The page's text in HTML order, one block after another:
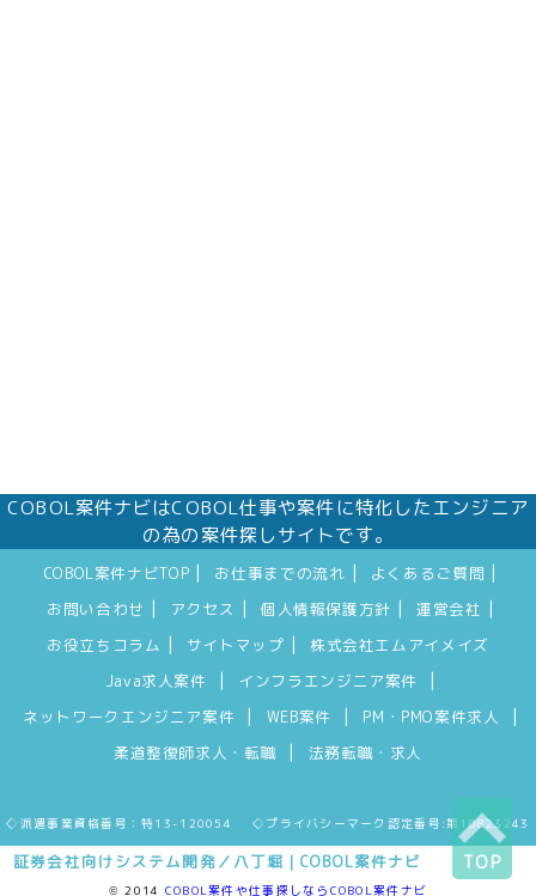
証券会社向けシステム開発／八丁堀｜COBOL案件ナビ
COBOL案件ナビはCOBOL仕事や案件に特化したエンジニア
の為の案件探しサイトです。
TOP
COBOL案件ナビTOP お仕事までの流れ よくあるご質問
お問い合わせ アクセス 個人情報保護方針 運営会社
お役立ちコラム サイトマップ
株式会社エムアイメイズ
Java求人案件
インフラエンジニア案件
ネットワークエンジニア案件 WEB案件 PM・PMO案件求人
柔道整復師求人・転職 法務転職・求人
◇派遣事業資格番号：特13-120054 ◇プライバシーマーク認定番号:第10823243
© 2014 COBOL案件や仕事探しならCOBOL案件ナビ